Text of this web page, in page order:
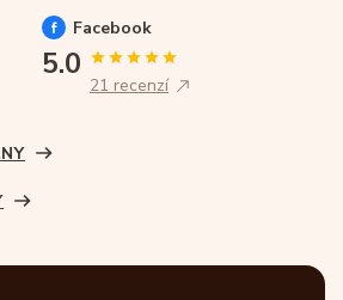
Facebook
5.0
21 recenzí